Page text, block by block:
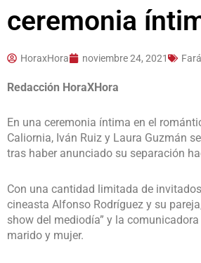
ceremonia
HoraxHora noviembre 24, 2021
Redacción HoraXHora
En una ceremonia íntima en el
Caliornia, Iván Ruiz y Laura Guzmán
tras haber anunciado su separación
Con una cantidad limitada de
cineasta Alfonso Rodríguez y su
show del mediodía” y la
marido y mujer.